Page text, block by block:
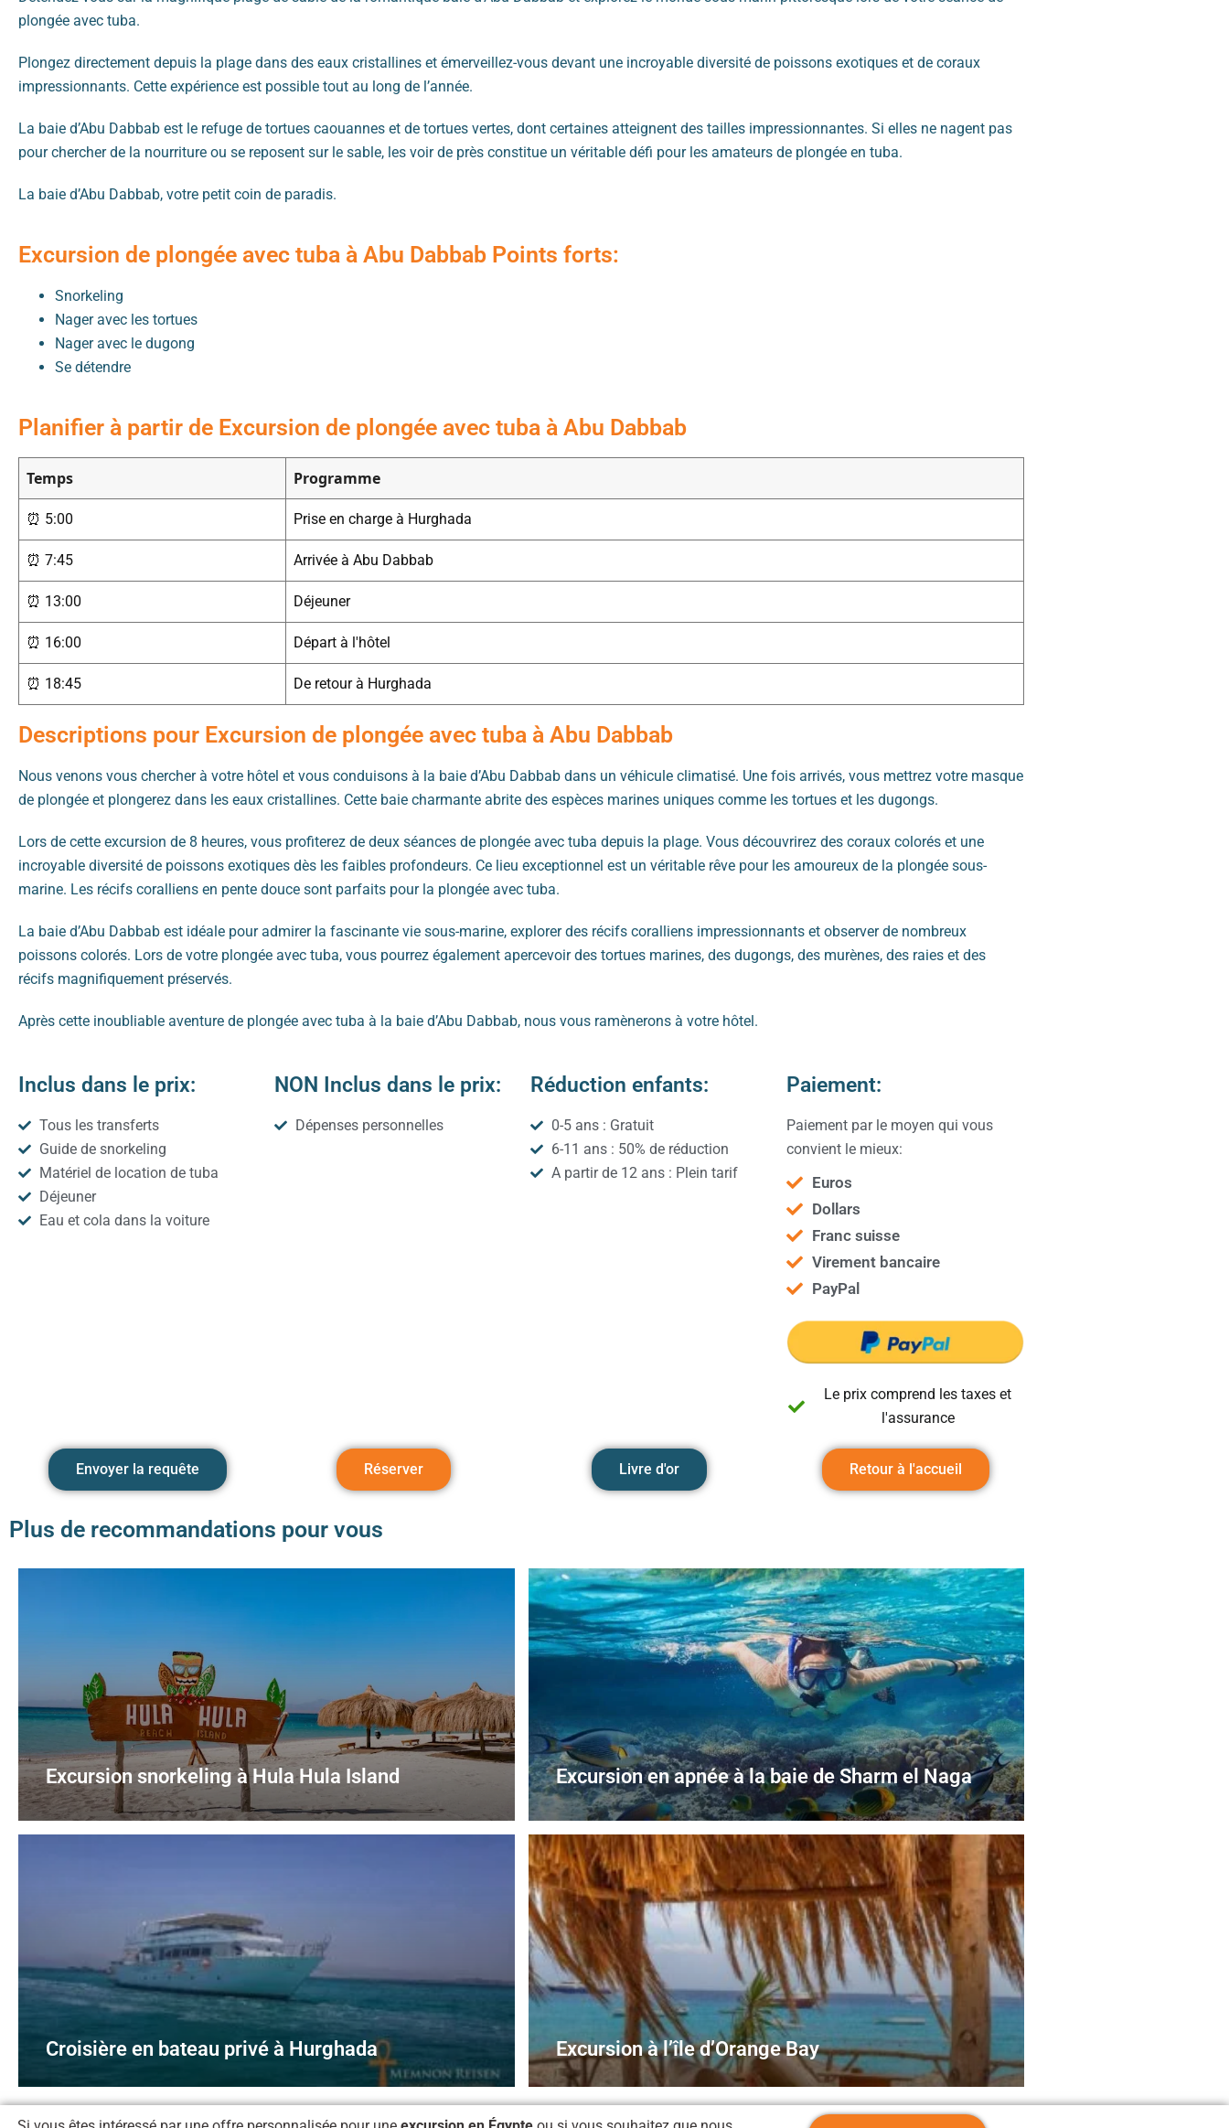
plongée avec tuba.
Plongez directement depuis la plage dans des eaux cristallines et émerveillez-vous devant une incroyable diversité de poissons exotiques et de coraux
impressionnants. Cette expérience est possible tout au long de l’année.
La baie d’Abu Dabbab est le refuge de tortues caouannes et de tortues vertes, dont certaines atteignent des tailles impressionnantes. Si elles ne nagent pas
pour chercher de la nourriture ou se reposent sur le sable, les voir de près constitue un véritable défi pour les amateurs de plongée en tuba.
La baie d’Abu Dabbab, votre petit coin de paradis.
Excursion de plongée avec tuba à Abu Dabbab Points forts:
Snorkeling
Nager avec les tortues
Nager avec le dugong
Se détendre
Planifier à partir de Excursion de plongée avec tuba à Abu Dabbab
Temps Programme
⏰ 5:00 Prise en charge à Hurghada
⏰ 7:45 Arrivée à Abu Dabbab
⏰ 13:00 Déjeuner
⏰ 16:00 Départ à l'hôtel
⏰ 18:45 De retour à Hurghada
Descriptions pour Excursion de plongée avec tuba à Abu Dabbab
Nous venons vous chercher à votre hôtel et vous conduisons à la baie d’Abu Dabbab dans un véhicule climatisé. Une fois arrivés, vous mettrez votre masque
de plongée et plongerez dans les eaux cristallines. Cette baie charmante abrite des espèces marines uniques comme les tortues et les dugongs.
Lors de cette excursion de 8 heures, vous profiterez de deux séances de plongée avec tuba depuis la plage. Vous découvrirez des coraux colorés et une
incroyable diversité de poissons exotiques dès les faibles profondeurs. Ce lieu exceptionnel est un véritable rêve pour les amoureux de la plongée sous-
marine. Les récifs coralliens en pente douce sont parfaits pour la plongée avec tuba.
La baie d’Abu Dabbab est idéale pour admirer la fascinante vie sous-marine, explorer des récifs coralliens impressionnants et observer de nombreux
poissons colorés. Lors de votre plongée avec tuba, vous pourrez également apercevoir des tortues marines, des dugongs, des murènes, des raies et des
récifs magnifiquement préservés.
Après cette inoubliable aventure de plongée avec tuba à la baie d’Abu Dabbab, nous vous ramènerons à votre hôtel.
Inclus dans le prix:
Tous les transferts
Guide de snorkeling
Matériel de location de tuba
Déjeuner
Eau et cola dans la voiture
NON Inclus dans le prix:
Dépenses personnelles
Réduction enfants:
0-5 ans : Gratuit
6-11 ans : 50% de réduction
A partir de 12 ans : Plein tarif
Paiement:
Paiement par le moyen qui vous
convient le mieux:
Euros
Dollars
Franc suisse
Virement bancaire
PayPal
Le prix comprend les taxes et
l'assurance
Envoyer la requête Réserver Livre d'or Retour à l'accueil
Plus de recommandations pour vous
Excursion snorkeling à Hula Hula Island Excursion en apnée à la baie de Sharm el Naga
Croisière en bateau privé à Hurghada Excursion à l’île d’Orange Bay